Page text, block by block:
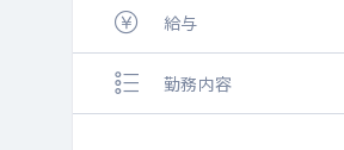
給与
勤務内容